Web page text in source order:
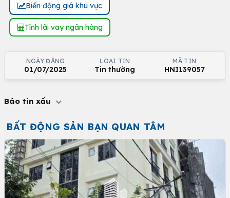
Biến động giá khu vực
Tính lãi vay ngân hàng
NGÀY ĐĂNG
01/07/2025
LOẠI TIN
Tin thường
MÃ TIN
HNI139057
Báo tin xấu
BẤT ĐỘNG SẢN BẠN QUAN TÂM